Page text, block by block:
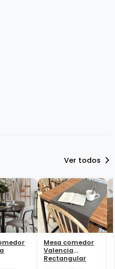
Ver todos
Mesa comedor
Valencia
Rectangular